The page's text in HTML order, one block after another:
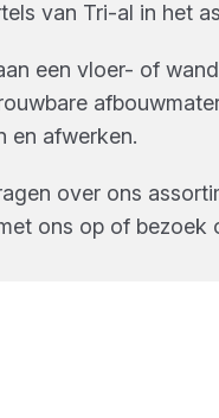
van Tri-al in het
een vloer- of
en afwerken.
over ons
ons op of bezoek